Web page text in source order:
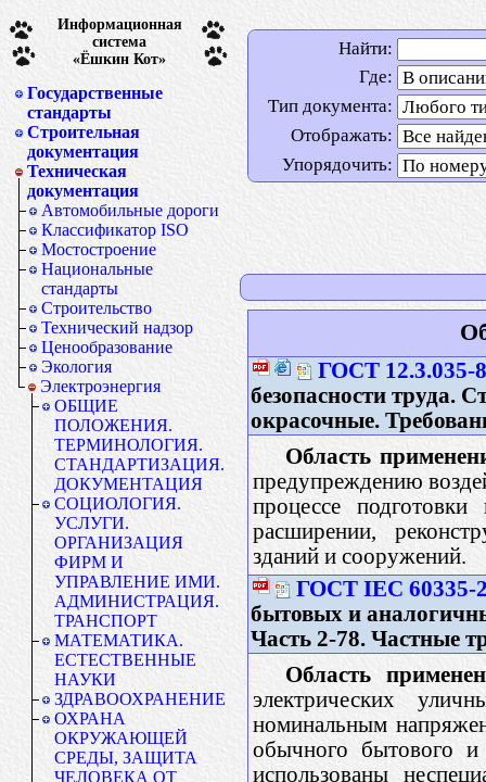
Информационная
система
«Ёшкин Кот»
Государственные
стандарты
Строительная
документация
Техническая
документация
Автомобильные дороги
Классификатор ISO
Мостостроение
Национальные
стандарты
Строительство
Технический надзор
Ценообразование
Экология
Электроэнергия
ОБЩИЕ
ПОЛОЖЕНИЯ.
ТЕРМИНОЛОГИЯ.
СТАНДАРТИЗАЦИЯ.
ДОКУМЕНТАЦИЯ
СОЦИОЛОГИЯ.
УСЛУГИ.
ОРГАНИЗАЦИЯ
ФИРМ И
УПРАВЛЕНИЕ ИМИ.
АДМИНИСТРАЦИЯ.
ТРАНСПОРТ
МАТЕМАТИКА.
ЕСТЕСТВЕННЫЕ
НАУКИ
ЗДРАВООХРАНЕНИЕ
ОХРАНА
ОКРУЖАЮЩЕЙ
СРЕДЫ, ЗАЩИТА
ЧЕЛОВЕКА ОТ
Найти:
Где:
Тип документа:
Отображать:
Упорядочить:
ГОСТ 12.3.035-
безопасности труда.
окрасочные.
Область
предупреждению
процессе
расширении,
зданий и сооружений.
ГОСТ IEC 60335-
бытовых и
Часть 2-78. Частные
Область
электрических
номинальным
обычного бытового и
использованы